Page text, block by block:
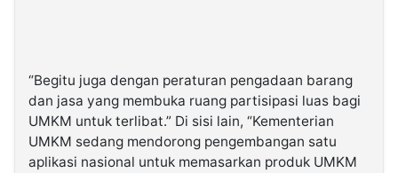
“Begitu juga dengan peraturan pengadaan barang
dan jasa yang membuka ruang partisipasi luas bagi
UMKM untuk terlibat.” Di sisi lain, “Kementerian
UMKM sedang mendorong pengembangan satu
aplikasi nasional untuk memasarkan produk UMKM